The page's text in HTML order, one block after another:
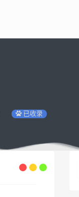
已收录